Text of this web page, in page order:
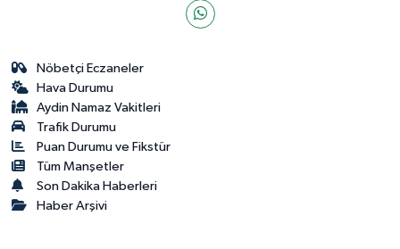
Nöbetçi Eczaneler
Hava Durumu
Aydin Namaz Vakitleri
Trafik Durumu
Puan Durumu ve Fikstür
Tüm Manşetler
Son Dakika Haberleri
Haber Arşivi